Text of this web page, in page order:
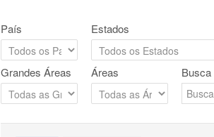
País Estados
Grandes Áreas Áreas Busca